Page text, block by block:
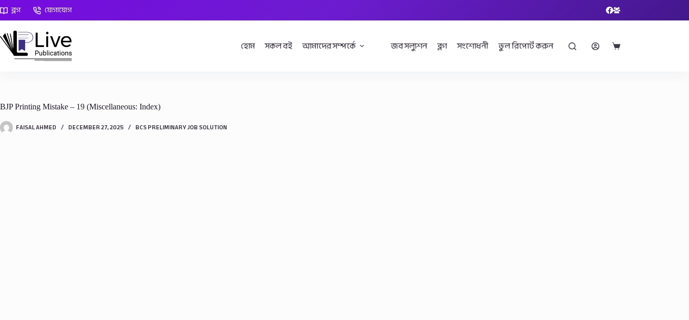
to
content
ব্লগ যোগাযোগ
হোম সকল বই আমাদের সম্পর্কে জব সল্যুশন ব্লগ সংশোধনী ভুল রিপোর্ট করুন
Shopping
BJP Printing Mistake – 19 (Miscellaneous: Index)
FAISAL AHMED DECEMBER 27, 2025 BCS PRELIMINARY JOB SOLUTION